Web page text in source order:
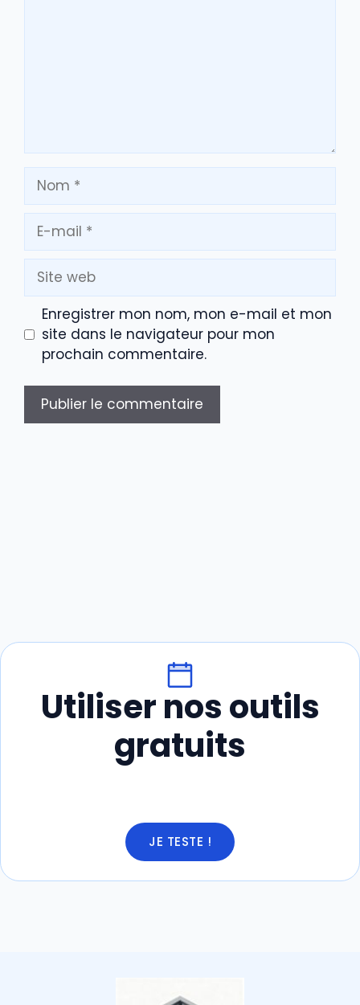
Nom
mail
Site
web
Enregistrer mon nom, mon e-mail et mon
site dans le navigateur pour mon
prochain commentaire.
Utiliser nos outils
gratuits
JE TESTE !